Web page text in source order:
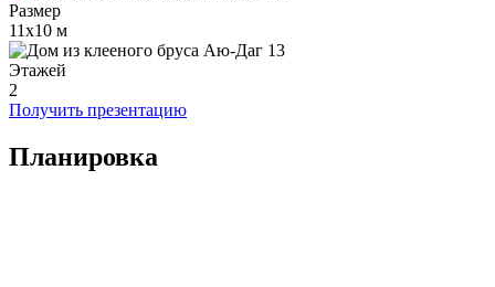
Размер
11x10 м
Этажей
2
Получить презентацию
Планировка